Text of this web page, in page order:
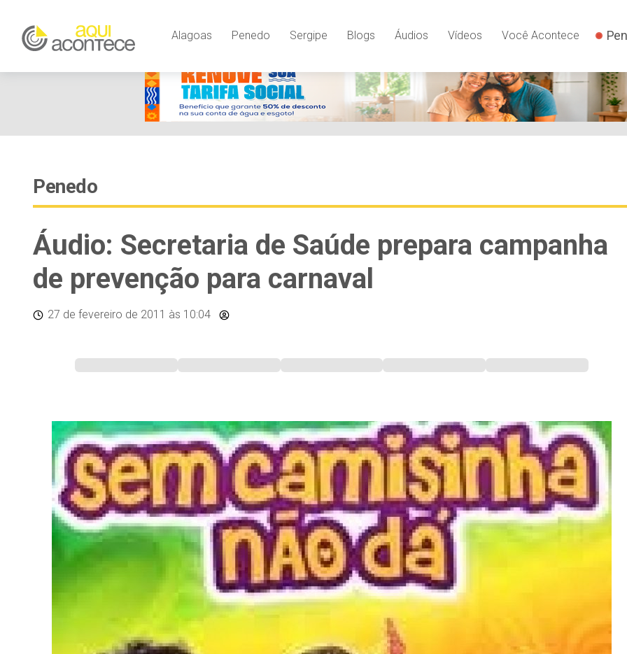
Alagoas Penedo Sergipe Blogs Áudios Vídeos Você Acontece
Penedo
Áudio: Secretaria de Saúde prepara campanha
de prevenção para carnaval
27 de fevereiro de 2011 às 10:04